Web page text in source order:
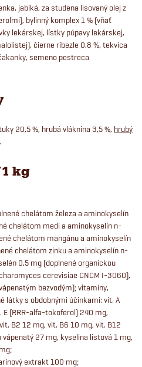
jablká, za studena lisovaný olej z
bylinný komplex 1 % (vňať
lekárskej, lístky púpavy lekárskej,
čierne ríbezle 0,8 %, tekvica
semeno pestreca
20,5 %, hrubá vláknina 3,5 %, hrubý
kg
chelátom železa a aminokyselín
chelátom medi a aminokyselín n-
chelátom mangánu a aminokyselín
chelátom zinku a aminokyselín n-
0,5 mg (doplnené organickou
cerevisiae CNCM I-3060),
bezvodým); vitamíny,
látky s obdobnými účinkami: vit. A
E (RRR-alfa-tokoferol) 240 mg,
B2 12 mg, vit. B6 10 mg, vit. B12
27 mg, kyselina listová 1 mg,
extrakt 100 mg;